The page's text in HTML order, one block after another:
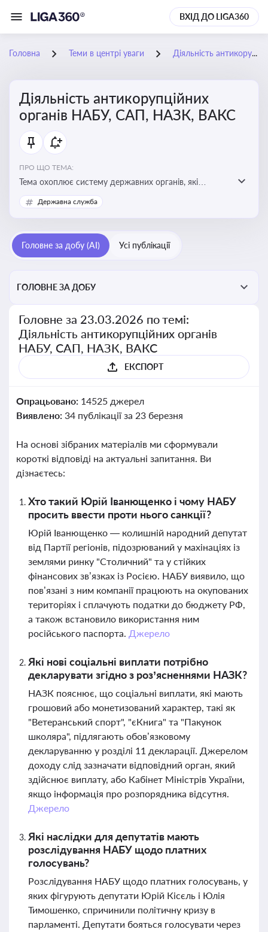
ВХІД ДО LIGA360
Головна Теми в центрі уваги Діяльність антикорупційних органів НАБУ, САП, НАЗК, ВАКС
Діяльність антикорупційних
органів НАБУ, САП, НАЗК, ВАКС
ПРО ЩО ТЕМА:
Тема охоплює систему державних органів, які
здійснюють запобігання, виявлення та розслідування
корупційних правопорушень, що є ключовим
у державному управлінні та бізнесі
Державна служба
Головне за добу (AI) Усі публікації
ГОЛОВНЕ ЗА ДОБУ
Головне за 23.03.2026 по темі:
Діяльність антикорупційних органів
НАБУ, САП, НАЗК, ВАКС
ЕКСПОРТ
Опрацьовано: 14525 джерел
Виявлено: 34 публікації за 23 березня
На основі зібраних матеріалів ми сформували
короткі відповіді на актуальні запитання. Ви
дізнаєтесь:
Хто такий Юрій Іванющенко і чому НАБУ
просить ввести проти нього санкції?
Юрій Іванющенко — колишній народний депутат
від Партії регіонів, підозрюваний у махінаціях із
землями ринку "Столичний" та у стійких
фінансових зв’язках із Росією. НАБУ виявило, що
пов’язані з ним компанії працюють на окупованих
територіях і сплачують податки до бюджету РФ,
а також встановило використання ним
російського паспорта. Джерело
Які нові соціальні виплати потрібно
декларувати згідно з роз’ясненнями НАЗК?
НАЗК пояснює, що соціальні виплати, які мають
грошовий або монетизований характер, такі як
"Ветеранський спорт", "єКнига" та "Пакунок
школяра", підлягають обов’язковому
декларуванню у розділі 11 декларації. Джерелом
доходу слід зазначати відповідний орган, який
здійснює виплату, або Кабінет Міністрів України,
якщо інформація про розпорядника відсутня.
Джерело
Які наслідки для депутатів мають
розслідування НАБУ щодо платних
голосувань?
Розслідування НАБУ щодо платних голосувань, у
яких фігурують депутати Юрій Кісєль і Юлія
Тимошенко, спричинили політичну кризу в
парламенті. Депутати бояться голосувати через